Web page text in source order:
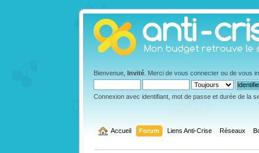
Bienvenue,Invité . Merci devous connecter ou devous
Connexion avec identifiant, mot de passe et durée de la
Accueil Forum Liens Anti-Crise Réseaux